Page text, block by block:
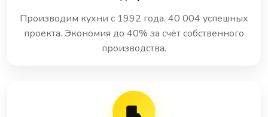
Производим кухни с 1992 года. 40 004 успешных
проекта. Экономия до 40% за счёт собственного
производства.